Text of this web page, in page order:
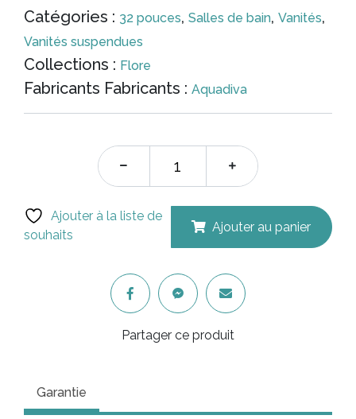
Catégories : 32 pouces, Salles de bain, Vanités,
Vanités suspendues
Collections : Flore
Fabricants Fabricants : Aquadiva
Ajouter à la liste de
souhaits
Ajouter au panier
Partager ce produit
Garantie